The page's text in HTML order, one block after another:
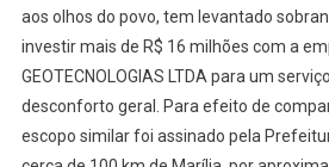
aos olhos do povo, tem levantado
investir mais de R$ 16 milhões com a
GEOTECNOLOGIAS LTDA para um
desconforto geral. Para efeito de
escopo similar foi assinado pela